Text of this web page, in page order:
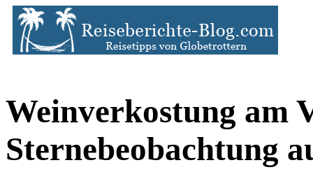
Weinverkostung am
Sternebeobachtung